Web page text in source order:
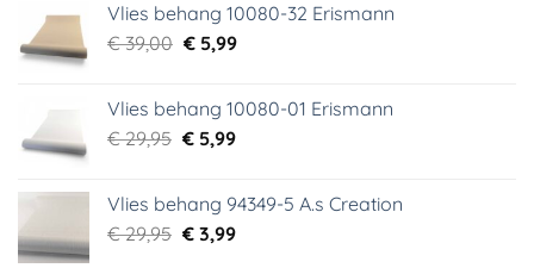
was:
€ 18,99.
is:
€ 9,99.
Vlies behang 10080-32 Erismann
€39,00 Oorspronkelijke
€ 39,00.
€5,99Huidige
€ 5,99.
Vlies behang 10080-01 Erismann
€29,95 Oorspronkelijke
€ 29,95.
€5,99Huidige
€ 5,99.
Vlies behang 94349-5 A.s Creation
€29,95 Oorspronkelijke
€3,99Huidige